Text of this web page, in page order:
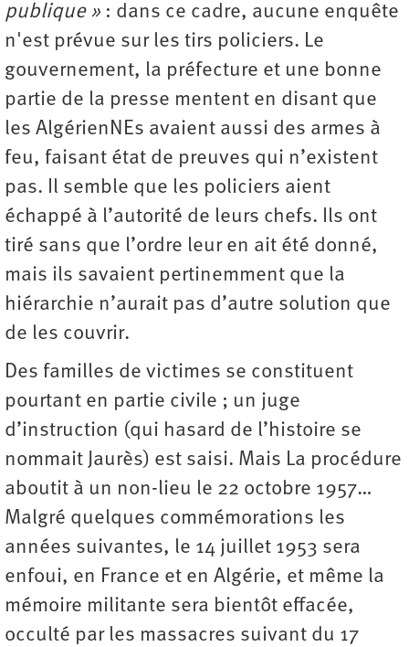
publique » : dans ce cadre, aucune enquête
n'est prévue sur les tirs policiers. Le
gouvernement, la préfecture et une bonne
partie de la presse mentent en disant que
les AlgérienNEs avaient aussi des armes à
feu, faisant état de preuves qui n’existent
pas. Il semble que les policiers aient
échappé à l’autorité de leurs chefs. Ils ont
tiré sans que l’ordre leur en ait été donné,
mais ils savaient pertinemment que la
hiérarchie n’aurait pas d’autre solution que
de les couvrir.
Des familles de victimes se constituent
pourtant en partie civile ; un juge
d’instruction (qui hasard de l’histoire se
nommait Jaurès) est saisi. Mais La procédure
aboutit à un non-lieu le 22 octobre 1957…
Malgré quelques commémorations les
années suivantes, le 14 juillet 1953 sera
enfoui, en France et en Algérie, et même la
mémoire militante sera bientôt effacée,
occulté par les massacres suivant du 17